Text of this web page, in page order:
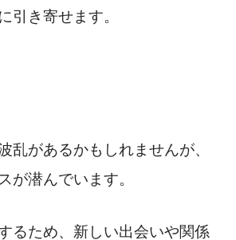
引き寄せます。
乱があるかもしれませんが、
が潜んでいます。
るため、新しい出会いや関係